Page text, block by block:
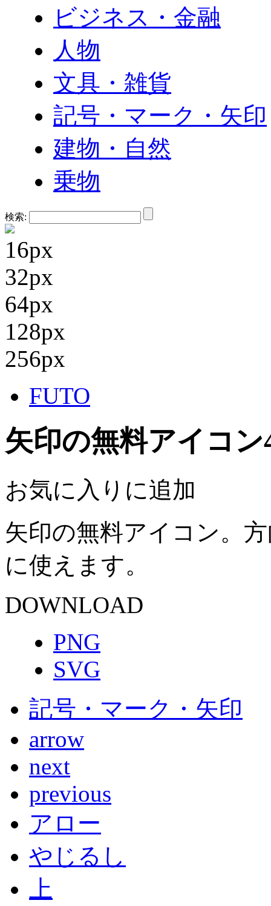
ビジネス・金融
人物
文具・雑貨
記号・マーク・矢印
建物・自然
乗物
検索:
16px
32px
64px
128px
256px
FUTO
矢印の無料アイコン
お気に入りに追加
矢印の無料アイコン。
に使えます。
DOWNLOAD
PNG
SVG
記号・マーク・矢印
arrow
next
previous
アロー
やじるし
上